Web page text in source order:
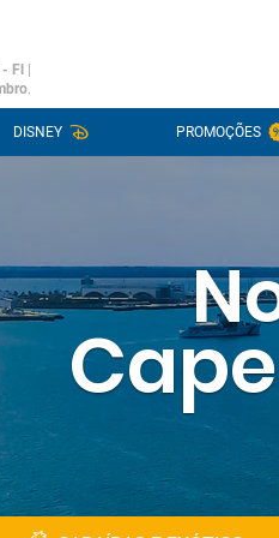
Fl
.
DISNEY PROMOÇÕES